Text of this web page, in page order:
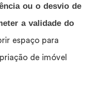
ou o desvio de
a validade do
espaço para
de imóvel